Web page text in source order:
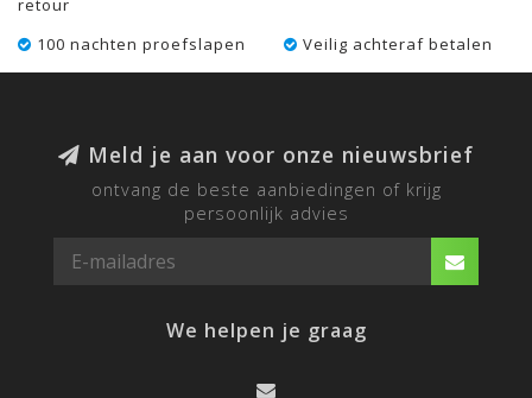
retour
100 nachten proefslapen Veilig achteraf betalen
Meld je aan voor onze nieuwsbrief
ontvang de beste aanbiedingen of krijg
persoonlijk advies
We helpen je graag